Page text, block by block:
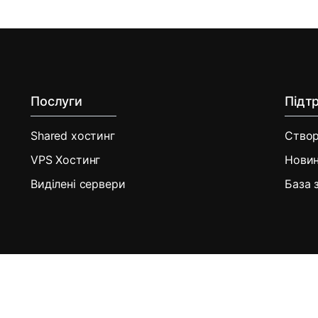
Послуги
Shared хостинг
VPS Хостинг
Виділені сервери
База